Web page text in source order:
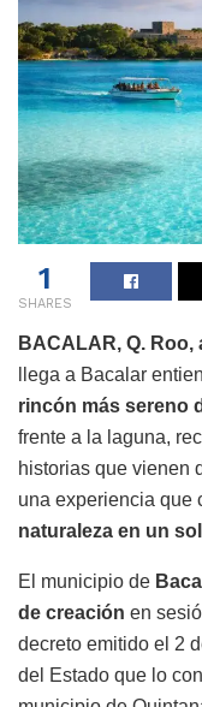
1
SHARES
BACALAR, Q. Roo,
llega a Bacalar
rincón más sereno
frente a la laguna,
historias que vienen
una experiencia que
naturaleza en un
El municipio de
de creación en
decreto emitido el 2
del Estado que lo